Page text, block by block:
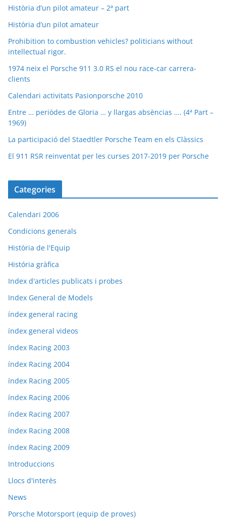
Història d’un pilot amateur – 2ª part
Història d’un pilot amateur
Prohibition to combustion vehicles? politicians without
intellectual rigor.
1974 neix el Porsche 911 3.0 RS el nou race-car carrera-
clients
Calendari activitats Pasionporsche 2010
Entre … periòdes de Gloria … y llargas absèncias …. (4ª Part –
1969)
La participació del Staedtler Porsche Team en els Clàssics
El 911 RSR reinventat per les curses 2017-2019 per Porsche
Categories
Calendari 2006
Condicions generals
Història de l'Equip
História gràfica
Index d'articles publicats i probes
Index General de Models
índex general racing
índex general videos
índex Racing 2003
índex Racing 2004
índex Racing 2005
índex Racing 2006
índex Racing 2007
índex Racing 2008
índex Racing 2009
Introduccions
Llocs d'interès
News
Porsche Motorsport (equip de proves)